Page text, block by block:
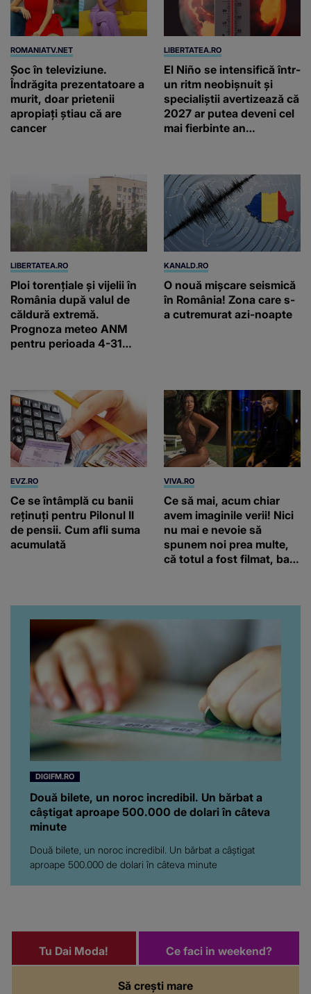
ROMANIATV.NET
Şoc în televiziune.
Îndrăgita prezentatoare a
murit, doar prietenii
apropiaţi ştiau că are
cancer
LIBERTATEA.RO
El Niño se intensifică într-
un ritm neobișnuit și
specialiștii avertizează că
2027 ar putea deveni cel
mai fierbinte an
LIBERTATEA.RO
Ploi torențiale și vijelii în
România după valul de
căldură extremă.
Prognoza meteo ANM
pentru perioada 4-31
KANALD.RO
O nouă mișcare seismică
în România! Zona care s-
a cutremurat azi-noapte
EVZ.RO
Ce se întâmplă cu banii
reținuți pentru Pilonul II
de pensii. Cum afli suma
acumulată
VIVA.RO
Ce să mai, acum chiar
avem imaginile verii! Nici
nu mai e nevoie să
spunem noi prea multe,
că totul a fost filmat, ba
da, frumoasa iubită a lui
Florin Ristei e...
DIGIFM.RO
Două bilete, un noroc incredibil. Un bărbat a
câștigat aproape 500.000 de dolari în câteva
minute
Două bilete, un noroc incredibil. Un bărbat a câștigat
aproape 500.000 de dolari în câteva minute
Să crești mare
Tu Dai Moda! Ce faci in weekend?